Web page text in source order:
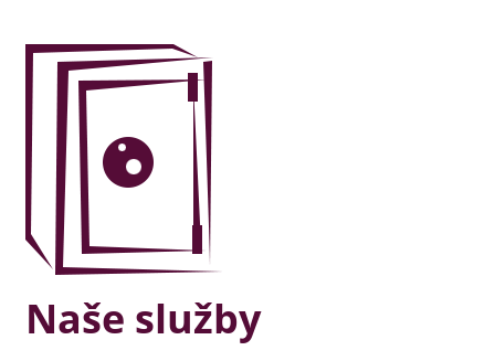
Naše služby